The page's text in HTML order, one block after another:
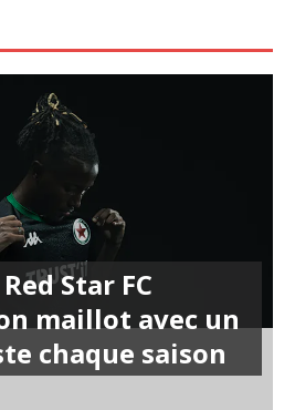
Star FC
maillot avec un
chaque saison